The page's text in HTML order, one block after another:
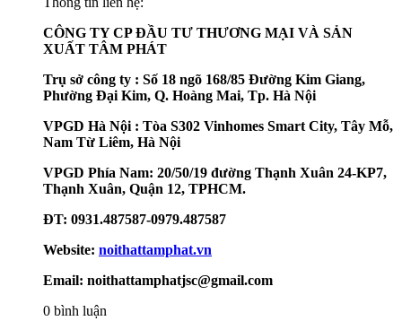
CÔNG TY CP ĐẦU TƯ THƯƠNG MẠI VÀ SẢN
XUẤT TÂM PHÁT
Trụ sở công ty : Số 18 ngõ 168/85 Đường Kim Giang,
Phường Đại Kim, Q. Hoàng Mai, Tp. Hà Nội
VPGD Hà Nội : Tòa S302 Vinhomes Smart City, Tây Mỗ,
Nam Từ Liêm, Hà Nội
VPGD Phía Nam: 20/50/19 đường Thạnh Xuân 24-KP7,
Thạnh Xuân, Quận 12, TPHCM.
ĐT: 0931.487587-0979.487587
Website: noithattamphat.vn
Email: noithattamphatjsc@gmail.com
0 bình luận